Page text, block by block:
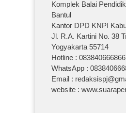
Komplek Balai
Bantul
Kantor DPD KNPI
Jl. R.A. Kartini No. 38
Yogyakarta 55714
Hotline : 083840666866
WhatsApp :
Email :
website :